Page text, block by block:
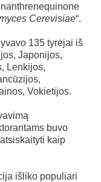
Cerevisiae“.
135 tyrėjai iš
Japonijos,
Lenkijos,
Vokietijos.
buvo
kaip
išliko populiari